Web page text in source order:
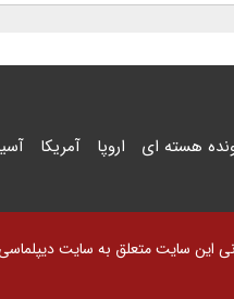
هسته ای اروپا آمریکا
این سایت متعلق به سایت دیپلماسی